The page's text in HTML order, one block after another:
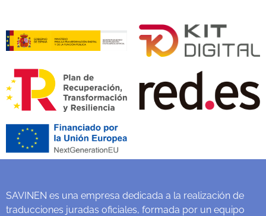
SAVINEN es una empresa dedicada a la realización de
traducciones juradas oficiales, formada por un equipo